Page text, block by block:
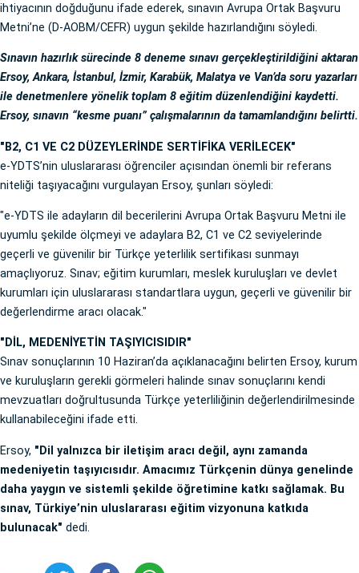
ihtiyacının doğduğunu ifade ederek, sınavın Avrupa Ortak Başvuru
Metni’ne (D-AOBM/CEFR) uygun şekilde hazırlandığını söyledi.
Sınavın hazırlık sürecinde 8 deneme sınavı gerçekleştirildiğini aktaran
Ersoy, Ankara, İstanbul, İzmir, Karabük, Malatya ve Van’da soru yazarları
ile denetmenlere yönelik toplam 8 eğitim düzenlendiğini kaydetti.
Ersoy, sınavın “kesme puanı” çalışmalarının da tamamlandığını belirtti.
"B2, C1 VE C2 DÜZEYLERİNDE SERTİFİKA VERİLECEK"
e-YDTS’nin uluslararası öğrenciler açısından önemli bir referans
niteliği taşıyacağını vurgulayan Ersoy, şunları söyledi:
"e-YDTS ile adayların dil becerilerini Avrupa Ortak Başvuru Metni ile
uyumlu şekilde ölçmeyi ve adaylara B2, C1 ve C2 seviyelerinde
geçerli ve güvenilir bir Türkçe yeterlilik sertifikası sunmayı
amaçlıyoruz. Sınav; eğitim kurumları, meslek kuruluşları ve devlet
kurumları için uluslararası standartlara uygun, geçerli ve güvenilir bir
değerlendirme aracı olacak."
"DİL, MEDENİYETİN TAŞIYICISIDIR"
Sınav sonuçlarının 10 Haziran’da açıklanacağını belirten Ersoy, kurum
ve kuruluşların gerekli görmeleri halinde sınav sonuçlarını kendi
mevzuatları doğrultusunda Türkçe yeterliliğinin değerlendirilmesinde
kullanabileceğini ifade etti.
Ersoy, "Dil yalnızca bir iletişim aracı değil, aynı zamanda
medeniyetin taşıyıcısıdır. Amacımız Türkçenin dünya genelinde
daha yaygın ve sistemli şekilde öğretimine katkı sağlamak. Bu
sınav, Türkiye’nin uluslararası eğitim vizyonuna katkıda
bulunacak" dedi.